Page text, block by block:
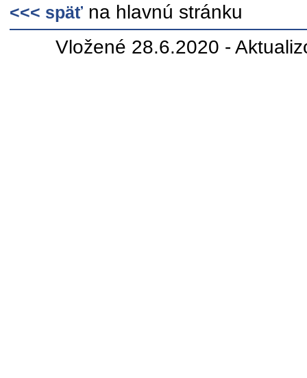
<<< späť na hlavnú stránku
Vložené 28.6.2020 -